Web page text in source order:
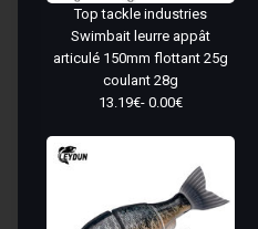
Top tackle industries
Swimbait leurre appât
articulé 150mm flottant 25g
coulant 28g
13.19€- 0.00€